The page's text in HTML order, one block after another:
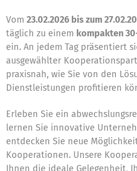
Vom 23.02.2026 bis zum
täglich zu einem kompakten
ein. An jedem Tag präsentiert
ausgewählter
praxisnah, wie Sie von den
Dienstleistungen profitieren
Erleben Sie ein
lernen Sie innovative
entdecken Sie neue
Kooperationen. Unsere
Ihnen die ideale Gelegenheit,